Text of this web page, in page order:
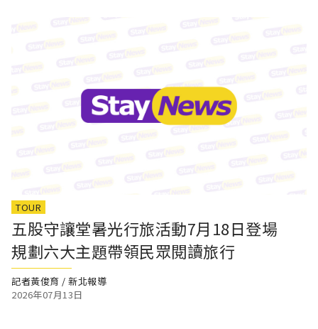
TOUR
五股守讓堂暑光行旅活動7月18日登場
規劃六大主題帶領民眾閱讀旅行
記者黃俊育 / 新北報導
2026年07月13日